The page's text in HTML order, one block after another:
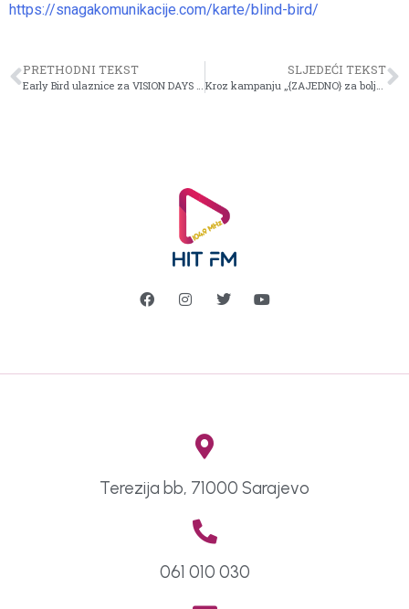
https://snagakomunikacije.com/karte/blind-bird/
PRETHODNI TEKST
Early Bird ulaznice za VISION DAYS 2026 dostupne još danas, nakon čega ćebiti po većim cijenama
SLJEDEĆI TEKST
Kroz kampanju „{ZAJEDNO} za bolje sutra – Eco Edition“ dm podržao realizaciju 10 projekata širom BiH
Terezija bb, 71000 Sarajevo
061 010 030